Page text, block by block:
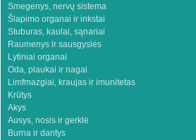
Smegenys, nervų sistema
Šlapimo organai ir inkstai
Stuburas, kaulai, sąnariai
Raumenys ir sausgyslės
Lytiniai organai
Oda, plaukai ir nagai
Limfmazgiai, kraujas ir imunitetas
Krūtys
Akys
Ausys, nosis ir gerklė
Burna ir dantys